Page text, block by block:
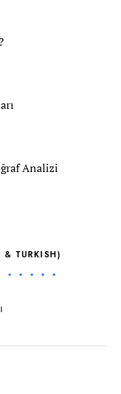
Analizi
& TURKISH)